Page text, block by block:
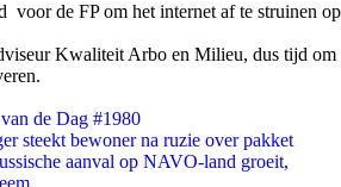
voor de FP om het internet af te struinen op
Kwaliteit Arbo en Milieu, dus tijd om
de Dag #1980
steekt bewoner na ruzie over pakket
aanval op NAVO-land groeit,